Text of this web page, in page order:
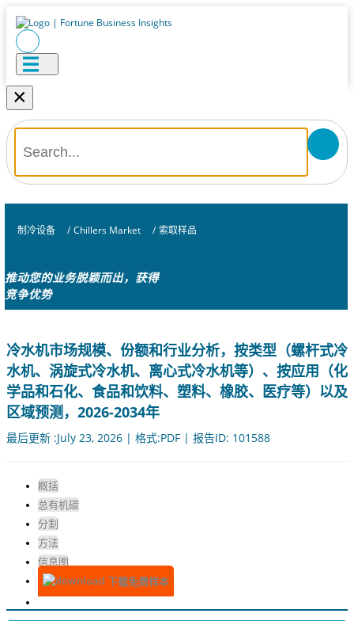
×
制冷设备 / Chillers Market / 索取样品
推动您的业务脱颖而出，获得
竞争优势
冷水机市场规模、份额和行业分析，按类型（螺杆式冷
水机、涡旋式冷水机、离心式冷水机等）、按应用（化
学品和石化、食品和饮料、塑料、橡胶、医疗等）以及
区域预测，2026-2034年
最后更新 :July 23, 2026 | 格式:PDF | 报告ID: 101588
概括
总有机碳
分割
方法
信息图
下载免费样本